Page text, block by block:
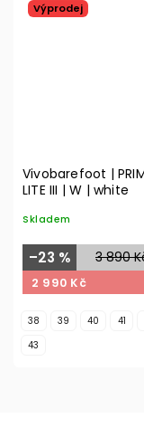
Výprodej
Vivobarefoot |
LITE III | W | white
Skladem
3 890
–23 %
2 990 Kč
38 39 40 41
43